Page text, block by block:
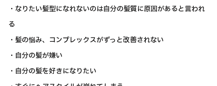
・なりたい髪型になれないのは自分の髪質に原因があると言われ
る
・髪の悩み、コンプレックスがずっと改善されない
・自分の髪が嫌い
・自分の髪を好きになりたい